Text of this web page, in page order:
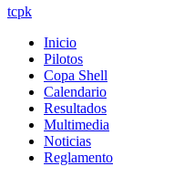
tcpk
Inicio
Pilotos
Copa Shell
Calendario
Resultados
Multimedia
Noticias
Reglamento